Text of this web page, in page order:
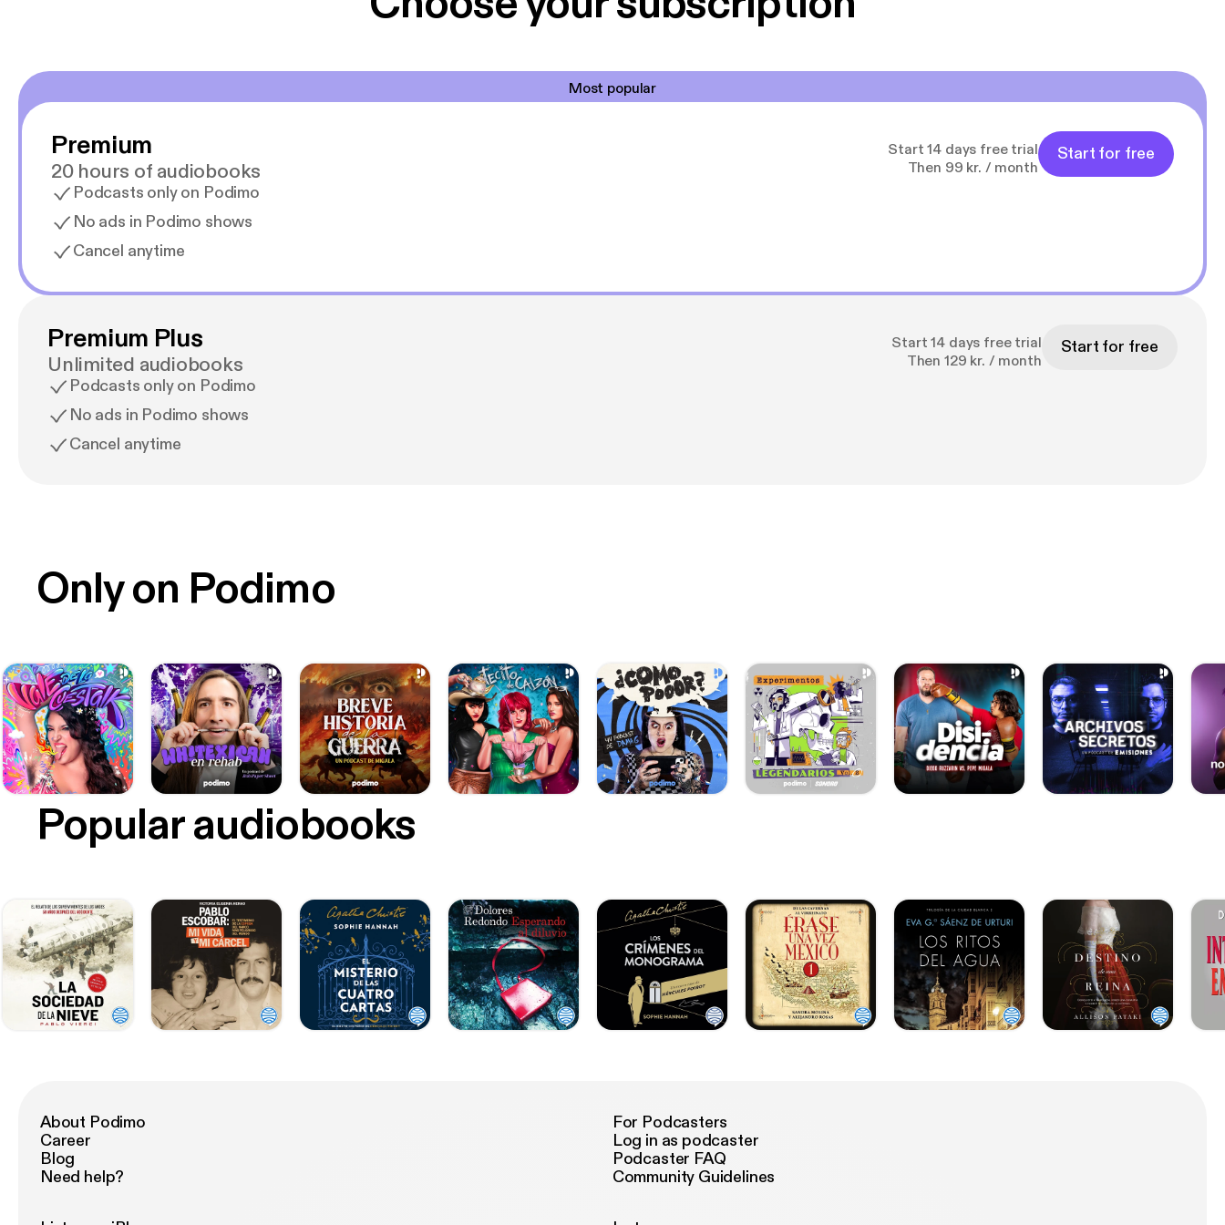
Most popular
Premium
20 hours of audiobooks
Podcasts only on Podimo
No ads in Podimo shows
Cancel anytime
Start 14 days free trial
Then 99 kr. / month
Start for free
Premium Plus
Unlimited audiobooks
Podcasts only on Podimo
No ads in Podimo shows
Cancel anytime
Start 14 days free trial
Then 129 kr. / month
Start for free
Only on Podimo
Popular audiobooks
About Podimo
Career
Blog
Need help?
For Podcasters
Log in as podcaster
Podcaster FAQ
Community Guidelines